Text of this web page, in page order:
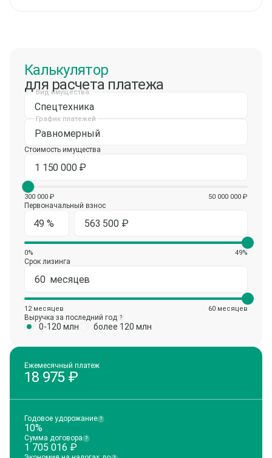
Калькулятор
для расчета платежа
Спецтехника
Вид имущества
Равномерный
График платежей
Стоимость имущества
300 000 ₽ 50 000 000 ₽
Первоначальный взнос
0% 49%
Срок лизинга
12 месяцев 60 месяцев
Выручка за последний год ?
0-120 млн более 120 млн
Ежемесячный платеж
18 975₽
Годовое удорожание ?
10%
Сумма договора ?
1 705 016 ₽